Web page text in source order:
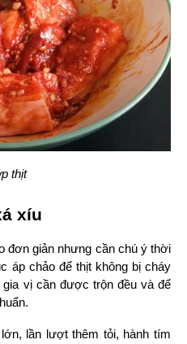
thịt
xíu
đơn giản nhưng cần chú ý thời
áp chảo để thịt không bị cháy
vị cần được trộn đều và để
lần lượt thêm tỏi, hành tím